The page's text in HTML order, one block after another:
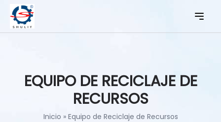
EQUIPO DE RECICLAJE DE
RECURSOS
Inicio » Equipo de Reciclaje de Recursos